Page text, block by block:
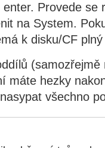
Provede se
na System.
k disku/CF
(samozřejmě
máte hezky
všechno